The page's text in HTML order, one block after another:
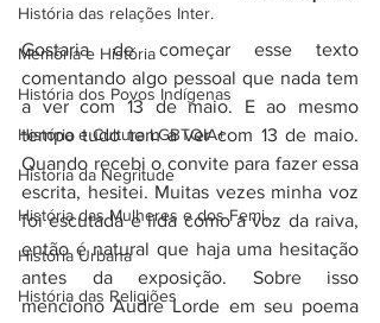
História das relações Inter.
Memória e História
História dos Povos Indígenas
História e Cultura LGBTQIA+
Historia da Negritude
História das Mulheres e dos Femi...
História Urbana
História das Religiões
Gostaria de começar esse texto
comentando algo pessoal que nada tem
a ver com 13 de maio. E ao mesmo
tempo tudo tem a ver com 13 de maio.
Quando recebi o convite para fazer essa
escrita, hesitei. Muitas vezes minha voz
foi escutada e lida como a voz da raiva,
então é natural que haja uma hesitação
antes da exposição. Sobre isso
menciono Audre Lorde em seu poema